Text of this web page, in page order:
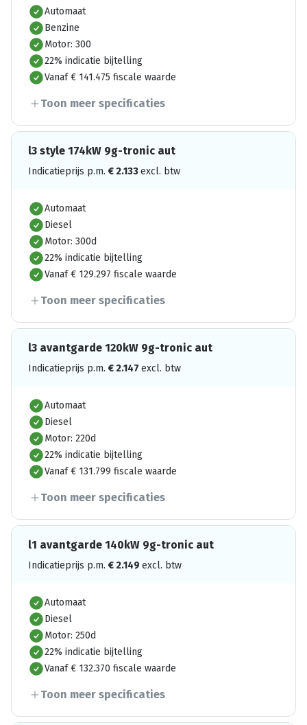
Automaat
Benzine
Motor: 300
22% indicatie bijtelling
Vanaf € 141.475 fiscale waarde
Toon meer specificaties
l3 style 174kW 9g-tronic aut
Indicatieprijs p.m. € 2.133excl. btw
Automaat
Diesel
Motor: 300d
22% indicatie bijtelling
Vanaf € 129.297 fiscale waarde
Toon meer specificaties
l3 avantgarde 120kW 9g-tronic aut
Indicatieprijs p.m. € 2.147 excl. btw
Automaat
Diesel
Motor: 220d
22% indicatie bijtelling
Vanaf € 131.799 fiscale waarde
Toon meer specificaties
l1 avantgarde 140kW 9g-tronic aut
Indicatieprijs p.m. € 2.149 excl. btw
Automaat
Diesel
Motor: 250d
22% indicatie bijtelling
Vanaf € 132.370 fiscale waarde
Toon meer specificaties